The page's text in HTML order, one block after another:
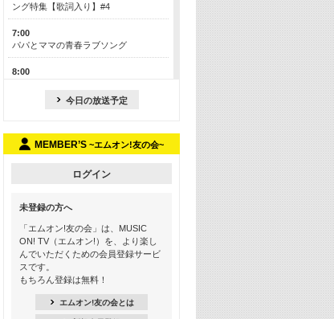
ング特集【歌詞入り】#4
7:00
パパとママの青春ラブソング
8:00
13:00
15:30
この夏聴きたい! サマーソングメドレ
ー【歌詞入り】 #4
16:30
今日の放送予定
MEMBER’S ~エムオン!友の会~
ログイン
未登録の方へ
「エムオン!友の会」は、MUSIC
ON! TV（エムオン!）を、より楽し
んでいただくための会員登録サービ
スです。
もちろん登録は無料！
エムオン!友の会とは